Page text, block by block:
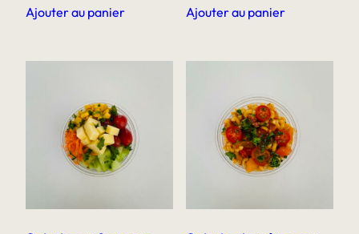
Ajouter au panier Ajouter au panier